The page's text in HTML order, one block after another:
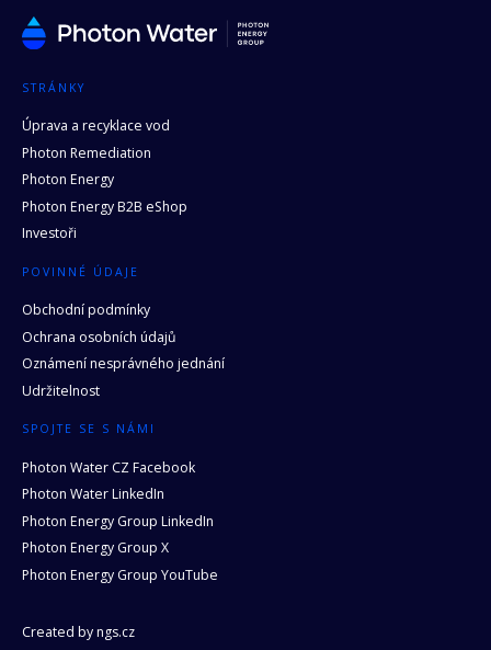
STRÁNKY
Úprava a recyklace vod
Photon Remediation
Photon Energy
Photon Energy B2B eShop
Investoři
POVINNÉ ÚDAJE
Obchodní podmínky
Ochrana osobních údajů
Oznámení nesprávného jednání
Udržitelnost
SPOJTE SE S NÁMI
Photon Water CZ Facebook
Photon Water LinkedIn
Photon Energy Group LinkedIn
Photon Energy Group X
Photon Energy Group YouTube
Created byngs.cz